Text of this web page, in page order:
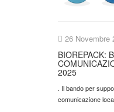
26 Novembre
BIOREPACK:
2025
. Il bando per
comunicazione